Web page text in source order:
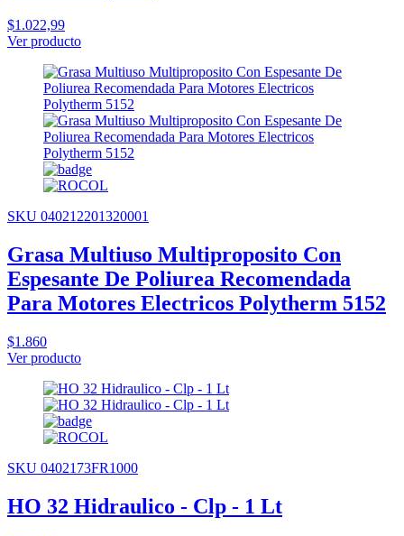
$1.022,99
Ver producto
SKU 040212201320001
Grasa Multiuso Multiproposito Con
Espesante De Poliurea Recomendada
Para Motores Electricos Polytherm 5152
$1.860
Ver producto
SKU 0402173FR1000
HO 32 Hidraulico - Clp - 1 Lt